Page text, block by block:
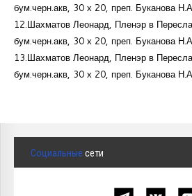
бум.черн.акв, 30 х 20, преп. Буканова
12.Шахматов Леонард, Пленэр в
бум.черн.акв, 30 х 20, преп. Буканова
13.Шахматов Леонард, Пленэр в
бум.черн.акв, 30 х 20, преп. Буканова
Социальные сети